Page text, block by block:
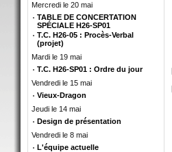
Mercredi le 20 mai
TABLE DE CONCERTATION
SPÉCIALE H26-SP01
T.C. H26-05 : Procès-Verbal
(projet)
Mardi le 19 mai
T.C. H26-SP01 : Ordre du jour
Vendredi le 15 mai
Vieux-Dragon
Jeudi le 14 mai
Design de présentation
Vendredi le 8 mai
L'équipe actuelle